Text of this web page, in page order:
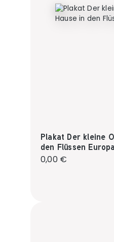
Plakat Der kleine
den Flüssen
Regulärer Preis:
0,00 €